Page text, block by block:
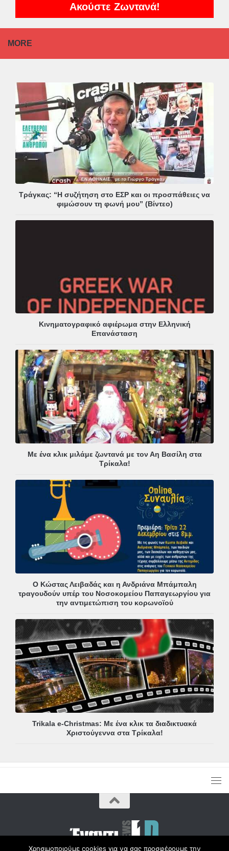
Ακούστε Ζωντανά!
MORE
Τράγκας: “Η συζήτηση στο ΕΣΡ και οι προσπάθειες να
φιμώσουν τη φωνή μου” (Βίντεο)
Κινηματογραφικό αφιέρωμα στην Ελληνική
Επανάσταση
Με ένα κλικ μιλάμε ζωντανά με τον Αη Βασίλη στα
Τρίκαλα!
Ο Κώστας Λειβαδάς και η Ανδριάνα Μπάμπαλη
τραγουδούν υπέρ του Νοσοκομείου Παπαγεωργίου για
την αντιμετώπιση του κορωνοϊού
Trikala e-Christmas: Με ένα κλικ τα διαδικτυακά
Χριστούγεννα στα Τρίκαλα!
Χρησιμοποιούμε cookies για να σας προσφέρουμε την